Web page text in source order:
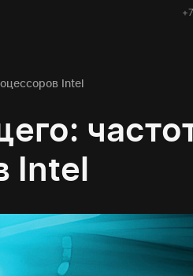
Intel
Intel